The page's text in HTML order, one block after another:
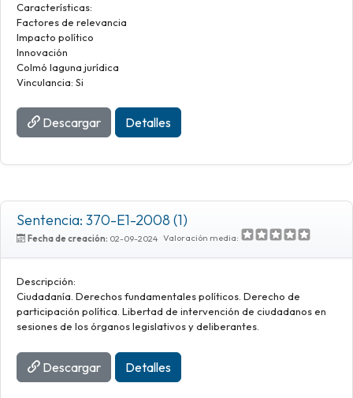
Características:
Factores de relevancia
Impacto político
Innovación
Colmó laguna jurídica
Vinculancia: Si
Descargar Detalles
Sentencia: 370-E1-2008 (1)
Fecha de creación: 02-09-2024 Valoración media:
Descripción:
Ciudadanía. Derechos fundamentales políticos. Derecho de
participación política. Libertad de intervención de ciudadanos en
sesiones de los órganos legislativos y deliberantes.
Descargar Detalles